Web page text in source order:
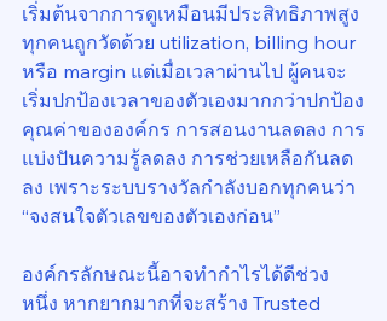
เริ่มต้นจากการดูเหมือนมีประสิทธิภาพสูง
ทุกคนถูกวัดด้วย utilization, billing hour
หรือ margin แต่เมื่อเวลาผ่านไป ผู้คนจะ
เริ่มปกป้องเวลาของตัวเองมากกว่าปกป้อง
คุณค่าขององค์กร การสอนงานลดลง การ
แบ่งปันความรู้ลดลง การช่วยเหลือกันลด
ลง เพราะระบบรางวัลกำลังบอกทุกคนว่า
“จงสนใจตัวเลขของตัวเองก่อน”
องค์กรลักษณะนี้อาจทำกำไรได้ดีช่วง
หนึ่ง หากยากมากที่จะสร้าง Trusted